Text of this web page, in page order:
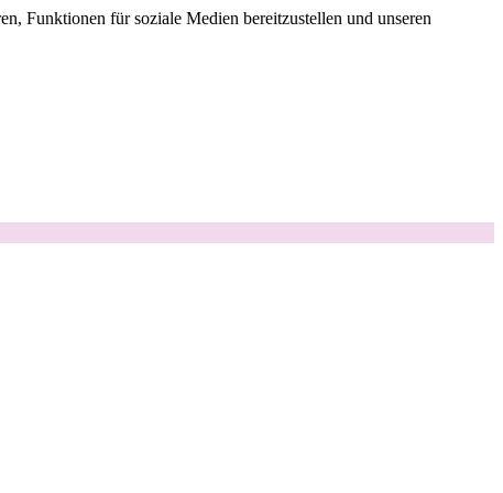
Funktionen für soziale Medien bereitzustellen und unseren